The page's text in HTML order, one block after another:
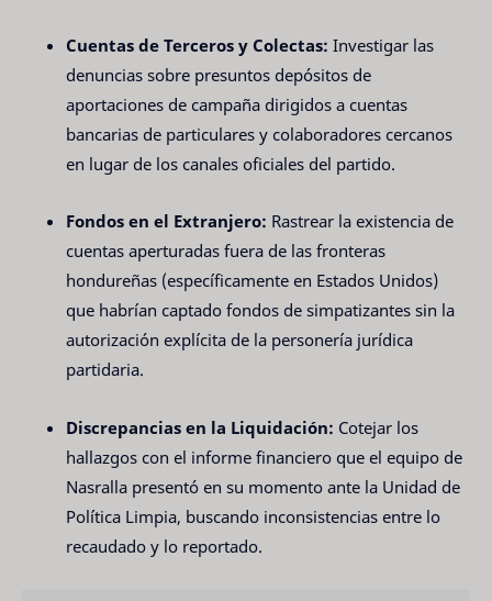
Cuentas de Terceros y Colectas: Investigar las
denuncias sobre presuntos depósitos de
aportaciones de campaña dirigidos a cuentas
bancarias de particulares y colaboradores cercanos
en lugar de los canales oficiales del partido.
Fondos en el Extranjero: Rastrear la existencia de
cuentas aperturadas fuera de las fronteras
hondureñas (específicamente en Estados Unidos)
que habrían captado fondos de simpatizantes sin la
autorización explícita de la personería jurídica
partidaria.
Discrepancias en la Liquidación: Cotejar los
hallazgos con el informe financiero que el equipo de
Nasralla presentó en su momento ante la Unidad de
Política Limpia, buscando inconsistencias entre lo
recaudado y lo reportado.